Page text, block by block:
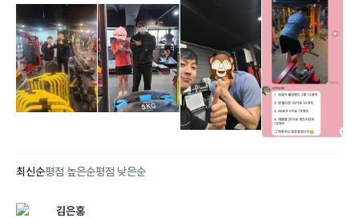
최신순평점 높은순평점 낮은순
김은홍